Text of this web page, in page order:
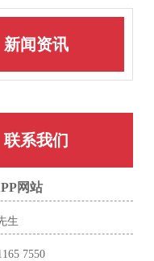
新闻资讯
联系我们
网站
生
7550